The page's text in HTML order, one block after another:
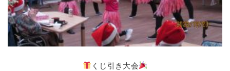
くじ引き大会